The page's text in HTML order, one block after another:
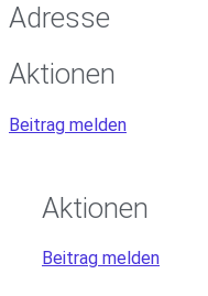
Adresse
Aktionen
Beitrag melden
Aktionen
Beitrag melden